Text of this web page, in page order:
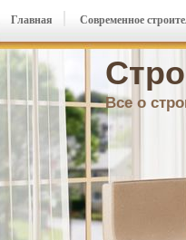
Все о
Главная Современное